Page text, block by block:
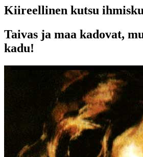
Kiireellinen kutsu
Taivas ja maa kadovat,
kadu!